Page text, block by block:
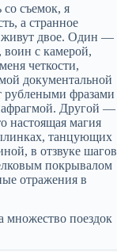
со съемок, я
а странное
живут двое. Один —
воин с камерой,
четкости,
документальной
фразами
Другой —
настоящая магия
танцующих
в отзвуке шагов
покрывалом
отражения в
множество поездок